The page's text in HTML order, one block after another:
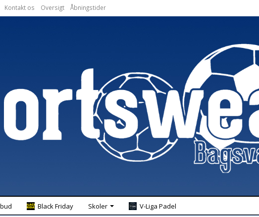
Kontakt os Oversigt Åbningstider
Black Friday Skoler V-Liga Padel